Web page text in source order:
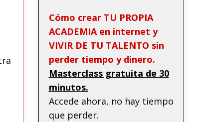
Cómo crear TU PROPIA
ACADEMIA en internet y
VIVIR DE TU TALENTO sin
perder tiempo y dinero.
Masterclass gratuita de 30
minutos.
Accede ahora, no hay tiempo
que perder.